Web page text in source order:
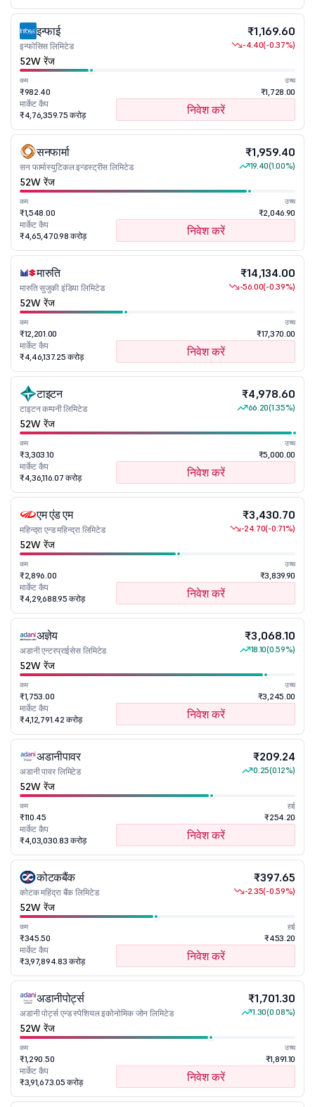
इन्फाई
इन्फोसिस लिमिटेड
₹1,169.60
-4.40(-0.37%)
52W रेंज
कम
₹982.40
उच्च
₹1,728.00
मार्केट कैप
₹4,76,359.75 करोड़
निवेश करें
सनफार्मा
सन फार्मास्युटिकल इन्डस्ट्रीस लिमिटेड
₹1,959.40
19.40(1.00%)
52W रेंज
कम
₹1,548.00
उच्च
₹2,046.90
मार्केट कैप
₹4,65,470.98 करोड़
निवेश करें
मारुति
मारुति सुजुकी इंडिया लिमिटेड
₹14,134.00
-56.00(-0.39%)
52W रेंज
कम
₹12,201.00
उच्च
₹17,370.00
मार्केट कैप
₹4,46,137.25 करोड़
निवेश करें
टाइटन
टाइटन कम्पनी लिमिटेड
₹4,978.60
66.20(1.35%)
52W रेंज
कम
₹3,303.10
उच्च
₹5,000.00
मार्केट कैप
₹4,36,116.07 करोड़
निवेश करें
एम एंड एम
महिन्द्रा एन्ड महिन्द्रा लिमिटेड
₹3,430.70
-24.70(-0.71%)
52W रेंज
कम
₹2,896.00
उच्च
₹3,839.90
मार्केट कैप
₹4,29,688.95 करोड़
निवेश करें
अज्ञेय
अडानी एन्टरप्राईसेस लिमिटेड
₹3,068.10
18.10(0.59%)
52W रेंज
कम
₹1,753.00
उच्च
₹3,245.00
मार्केट कैप
₹4,12,791.42 करोड़
निवेश करें
अडानीपावर
अडानी पावर लिमिटेड
₹209.24
0.25(0.12%)
52W रेंज
कम
₹110.45
हाई
₹254.20
मार्केट कैप
₹4,03,030.83 करोड़
निवेश करें
कोटकबैंक
कोटक महिंद्रा बैंक लिमिटेड
₹397.65
-2.35(-0.59%)
52W रेंज
कम
₹345.50
हाई
₹453.20
मार्केट कैप
₹3,97,894.83 करोड़
निवेश करें
अडानीपोर्ट्स
अडानी पोर्ट्स एन्ड स्पेशियल इकोनोमिक जोन लिमिटेड
₹1,701.30
1.30(0.08%)
52W रेंज
कम
₹1,290.50
उच्च
₹1,891.10
मार्केट कैप
₹3,91,673.05 करोड़
निवेश करें